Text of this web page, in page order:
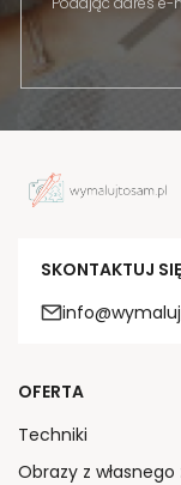
SKONTAKTUJ
OFERTA
Techniki
Obrazy z